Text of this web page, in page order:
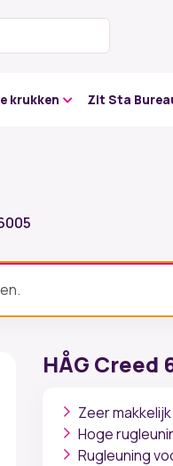
krukken Zit Sta
HÅG Creed
Zeer
Hoge
Rugleuning